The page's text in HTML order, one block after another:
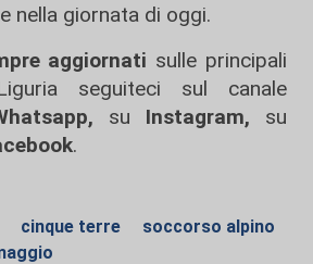
nella giornata di oggi.
aggiornati sulle principali
seguiteci sul canale
su Instagram, su
.
cinque terre
soccorso alpino